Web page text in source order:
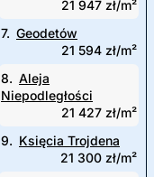
21 947 zł/m²
7. Geodetów
21 594 zł/m²
8. Aleja
Niepodległości
21 427 zł/m²
9. Księcia Trojdena
21 300 zł/m²